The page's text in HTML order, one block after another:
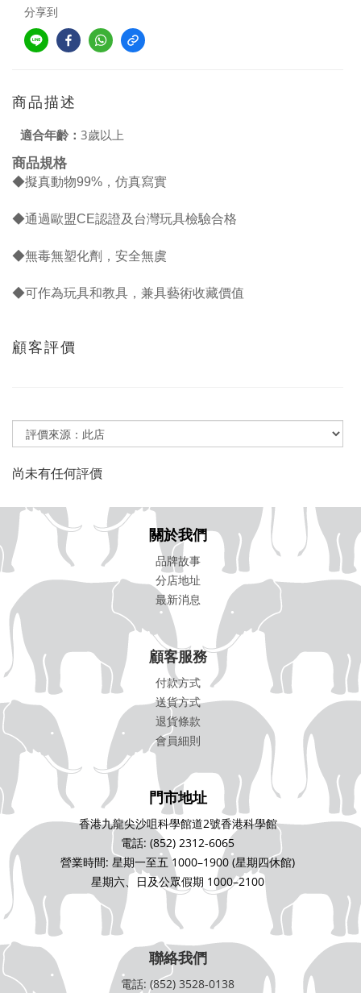
分享到
商品描述
適合年齡： 3歲以上
商品規格
◆擬真動物99%，仿真寫實
◆通過歐盟CE認證及台灣玩具檢驗合格
◆無毒無塑化劑，安全無虞
◆可作為玩具和教具，兼具藝術收藏價值
顧客評價
尚未有任何評價
關於我們
品牌故事
分店地址
最新消息
顧客服務
付款方式
送貨方式
退貨條款
會員細則
門市地址
香港九龍尖沙咀科學館道2號香港科學館
電話: (852) 2312-6065
營業時間: 星期一至五 1000–1900 (星期四休館)
星期六、日及公眾假期 1000–2100
聯絡我們
電話: (852) 3528-0138